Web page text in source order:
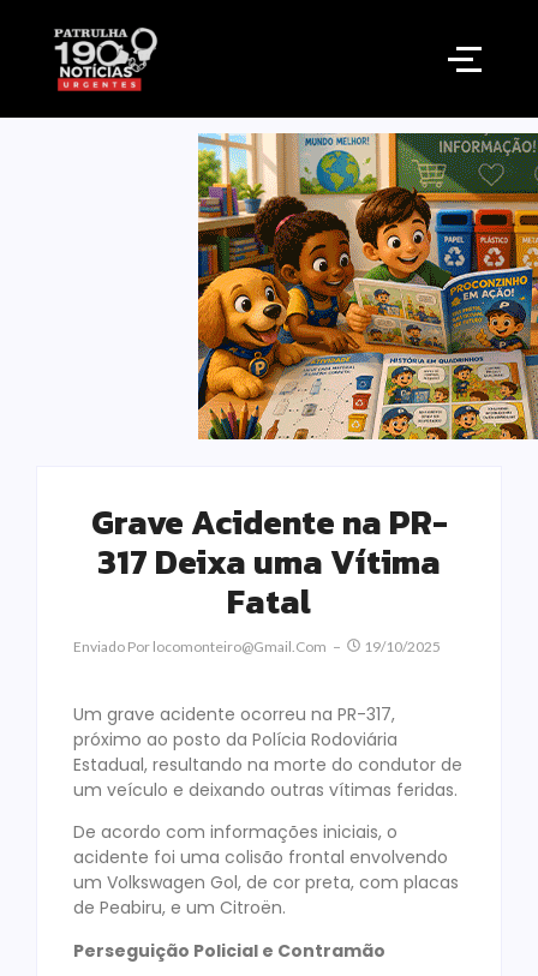
Grave Acidente na PR-
317 Deixa uma Vítima
Fatal
Enviado Por Locomonteiro@gmail.com 19/10/2025
Um grave acidente ocorreu na PR-317,
próximo ao posto da Polícia Rodoviária
Estadual, resultando na morte do condutor de
um veículo e deixando outras vítimas feridas.
De acordo com informações iniciais, o
acidente foi uma colisão frontal envolvendo
um Volkswagen Gol, de cor preta, com placas
de Peabiru, e um Citroën.
Perseguição Policial e Contramão